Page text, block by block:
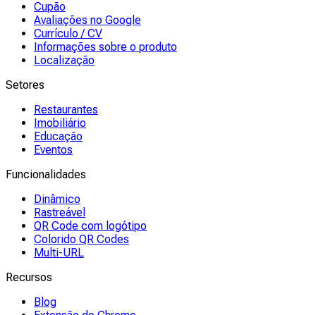
Cupão
Avaliações no Google
Currículo / CV
Informações sobre o produto
Localização
Setores
Restaurantes
Imobiliário
Educação
Eventos
Funcionalidades
Dinâmico
Rastreável
QR Code com logótipo
Colorido QR Codes
Multi-URL
Recursos
Blog